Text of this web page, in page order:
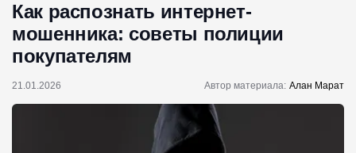
Как распознать интернет-
мошенника: советы полиции
покупателям
21.01.2026 Автор материала: Алан Марат